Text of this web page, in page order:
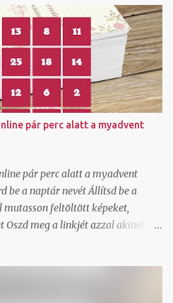
és örömmel láttam, hogy itt ha
nem kell cimkét nyomtatnom,
elkészített cimkét. Ez tetszett!
is, ahol szerződött
feladni és itt vannak feláras
felvegyék a csomagot és
cimkét, de egy átmeneti
felárral szállíttatni. Tudom,
szerződött áron, hogy a
átküldöm arra a címre, ahonnan
pár perc alatt a myadvent
pár perc alatt a myadvent
be a naptár nevét Állítsd be a
feltöltött képeket,
meg a linkjét azzal akinek a